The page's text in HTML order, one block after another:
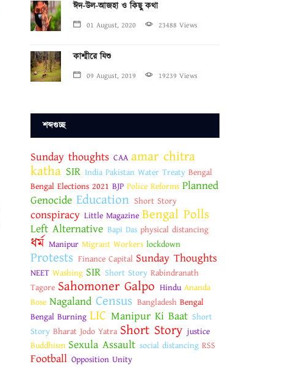
ঈদ-উল-আজহা ও কিছু কথা
01 August, 2020 23488 Views
কাশ্মীরে যিশু
09 August, 2019 19239 Views
শব্দগুচ্ছ
Sunday thoughts CAA amar chitra
katha SIR India Pakistan Water Treaty Bengal
Bengal Elections 2021 BJP Police Reforms Planned
Genocide Education Short Story
conspiracy Little Magazine Bengal Polls
Left Alternative Bapi Das physical distancing
ধর্ম Manipur Migrant Workers lockdown
Protests Finance Capital Sunday Thoughts
NEET Washing SIR Short Story Rabindranath
Tagore Sahomoner Galpo Hindu Ananda
Bose Nagaland Census Bangladesh Bengal
Bengal Burning LIC Manipur Ki Baat Short
Story Bharat Jodo Yatra Short Story justice
Buddhism Sexula Assault social distancing RSS
Football Opposition Unity